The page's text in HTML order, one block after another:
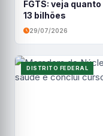
FGTS: veja
13 bilhões
29/07/2026
DISTRITO FEDERAL